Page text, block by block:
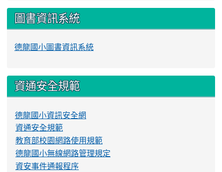
圖書資訊系統
德龍國小圖書資訊系統
資通安全規範
德龍國小資訊安全網
資通安全規範
教育部校園網路使用規範
德龍國小無線網路管理規定
資安事件通報程序